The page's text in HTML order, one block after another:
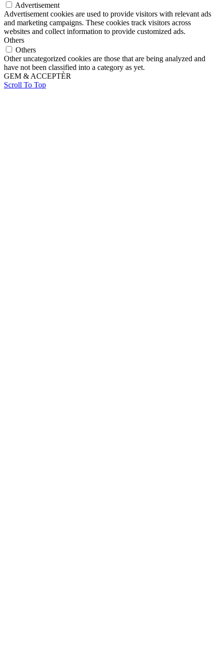
Advertisement
Advertisement cookies are used to provide visitors with relevant ads
and marketing campaigns. These cookies track visitors across
websites and collect information to provide customized ads.
Others
Others
Other uncategorized cookies are those that are being analyzed and
have not been classified into a category as yet.
GEM & ACCEPTÈR
Scroll To Top